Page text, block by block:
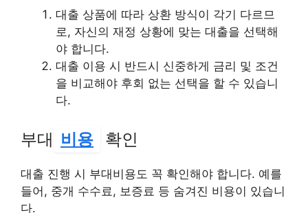
대출 상품에 따라 상환 방식이 각기 다르므
로, 자신의 재정 상황에 맞는 대출을 선택해
야 합니다.
대출 이용 시 반드시 신중하게 금리 및 조건
을 비교해야 후회 없는 선택을 할 수 있습니
다.
부대 비용 확인
대출 진행 시 부대비용도 꼭 확인해야 합니다. 예를
들어, 중개 수수료, 보증료 등 숨겨진 비용이 있습니
다.